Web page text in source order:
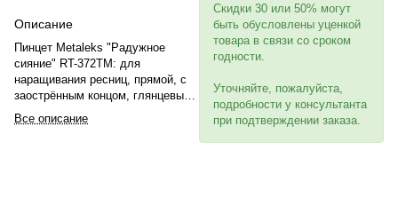
Описание
Пинцет Metaleks "Радужное
сияние" RT-372TM: для
наращивания ресниц, прямой, с
заострённым концом, глянцевый,
120 мм, титан, с упором для
пальца.
Все описание
Скидки 30 или 50% могут
быть обусловлены уценкой
товара в связи со сроком
годности.
Уточняйте, пожалуйста,
подробности у консультанта
при подтверждении заказа.